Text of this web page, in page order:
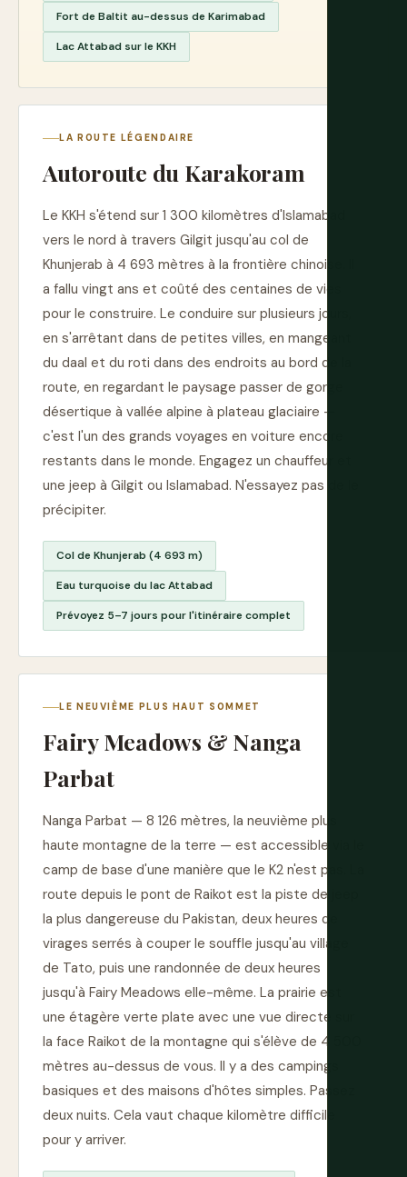
Fort de Baltit au-dessus de Karimabad
Lac Attabad sur le KKH
LA ROUTE LÉGENDAIRE
Autoroute du Karakoram
Le KKH s'étend sur 1 300 kilomètres d'Islamabad
vers le nord à travers Gilgit jusqu'au col de
Khunjerab à 4 693 mètres à la frontière chinoise. Il
a fallu vingt ans et coûté des centaines de vies
pour le construire. Le conduire sur plusieurs jours,
en s'arrêtant dans de petites villes, en mangeant
du daal et du roti dans des endroits au bord de la
route, en regardant le paysage passer de gorge
désertique à vallée alpine à plateau glaciaire —
c'est l'un des grands voyages en voiture encore
restants dans le monde. Engagez un chauffeur et
une jeep à Gilgit ou Islamabad. N'essayez pas de le
précipiter.
Col de Khunjerab (4 693 m)
Eau turquoise du lac Attabad
Prévoyez 5–7 jours pour l'itinéraire complet
LE NEUVIÈME PLUS HAUT SOMMET
Fairy Meadows & Nanga
Parbat
Nanga Parbat — 8 126 mètres, la neuvième plus
haute montagne de la terre — est accessible via le
camp de base d'une manière que le K2 n'est pas. La
route depuis le pont de Raikot est la piste de jeep
la plus dangereuse du Pakistan, deux heures de
virages serrés à couper le souffle jusqu'au village
de Tato, puis une randonnée de deux heures
jusqu'à Fairy Meadows elle-même. La prairie est
une étagère verte plate avec une vue directe sur
la face Raikot de la montagne qui s'élève de 4 500
mètres au-dessus de vous. Il y a des campings
basiques et des maisons d'hôtes simples. Passez
deux nuits. Cela vaut chaque kilomètre difficile
pour y arriver.